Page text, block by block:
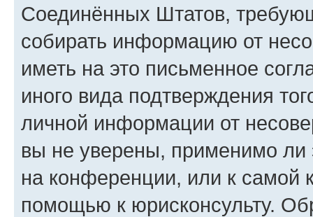
Соединённых Штатов,
собирать информацию от
иметь на это письменное
иного вида подтверждения
личной информации от
вы не уверены, применимо ли
на конференции, или к самой
помощью к юрисконсульту.